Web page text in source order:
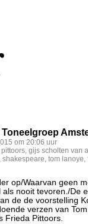
Toneelgroep
om 20:06 uur
, gijs scholten van
shakespeare, tom lanoye,
op/Waarvan geen
nooit tevoren./De
de de voorstelling
verzen van
Frieda Pittoors.